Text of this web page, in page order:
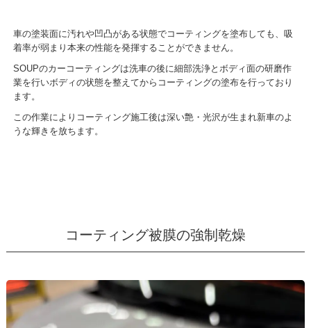
車の塗装面に汚れや凹凸がある状態でコーティングを塗布しても、吸
着率が弱まり本来の性能を発揮することができません。
SOUPのカーコーティングは洗車の後に細部洗浄とボディ面の研磨作
業を行いボディの状態を整えてからコーティングの塗布を行っており
ます。
この作業によりコーティング施工後は深い艶・光沢が生まれ新車のよ
うな輝きを放ちます。
コーティング被膜の強制乾燥